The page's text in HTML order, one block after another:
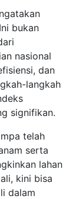
bukan
nasional
dan
langkah
signifikan.
telah
serta
lahan
kini bisa
dalam